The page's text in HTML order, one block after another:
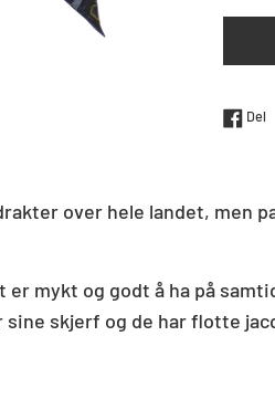
Del
over hele landet, men
er mykt og godt å ha på
sine skjerf og de har flotte